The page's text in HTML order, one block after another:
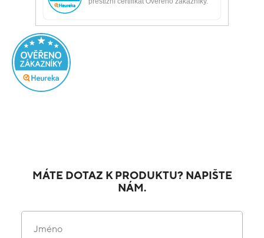
MÁTE DOTAZ K PRODUKTU? NAPIŠTE
NÁM.
Jméno